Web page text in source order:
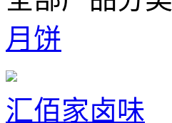
月饼
汇佰家卤味